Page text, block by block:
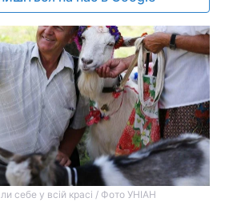
себе у всій красі / Фото УНІАН